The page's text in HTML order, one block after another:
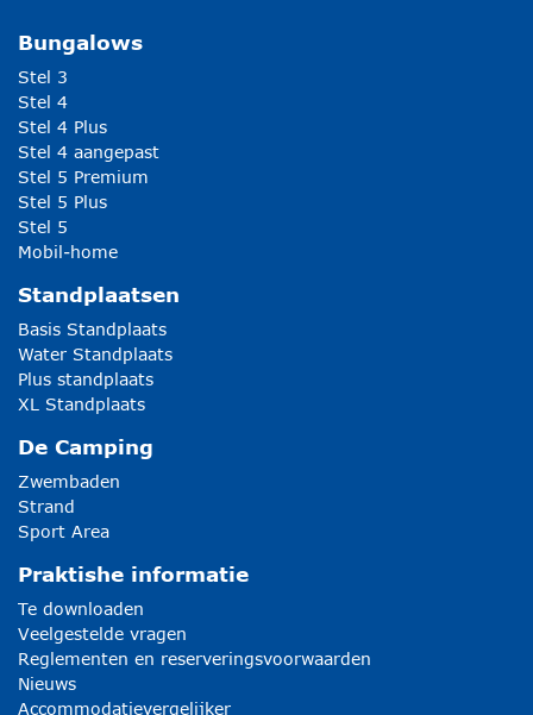
Bungalows
Stel 3
Stel 4
Stel 4 Plus
Stel 4 aangepast
Stel 5 Premium
Stel 5 Plus
Stel 5
Mobil-home
Standplaatsen
Basis Standplaats
Water Standplaats
Plus standplaats
XL Standplaats
De Camping
Zwembaden
Strand
Sport Area
Praktishe informatie
Te downloaden
Veelgestelde vragen
Reglementen en reserveringsvoorwaarden
Nieuws
Accommodatievergelijker